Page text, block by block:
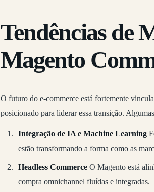
Tendências de
Magento
O futuro do e-commerce está fortemente
posicionado para liderar essa transição.
Integração de IA e Machine Learning
estão transformando a forma como as
Headless CommerceO Magento está
compra omnichannel fluídas e integradas.